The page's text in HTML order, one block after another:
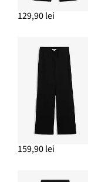
117,90 lei
Cizme scurte
179,90 lei
129,90 lei
159,90 lei